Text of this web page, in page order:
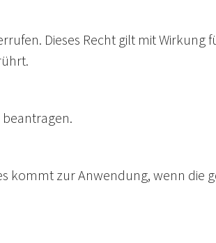
Dieses Recht gilt mit Wirkung
kommt zur Anwendung, wenn die